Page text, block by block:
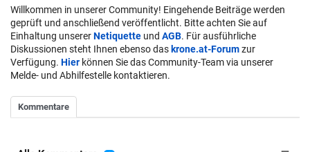
Willkommen in unserer Community! Eingehende Beiträge werden
geprüft und anschließend veröffentlicht. Bitte achten Sie auf
Einhaltung unsererNetiquette und AGB. Für ausführliche
Diskussionen steht Ihnen ebenso das krone.at-Forumzur
Verfügung. Hier können Sie das Community-Team via unserer
Melde- und Abhilfestelle kontaktieren.